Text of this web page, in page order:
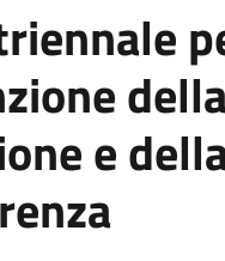
della
e